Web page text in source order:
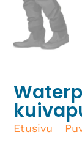
Etusivu